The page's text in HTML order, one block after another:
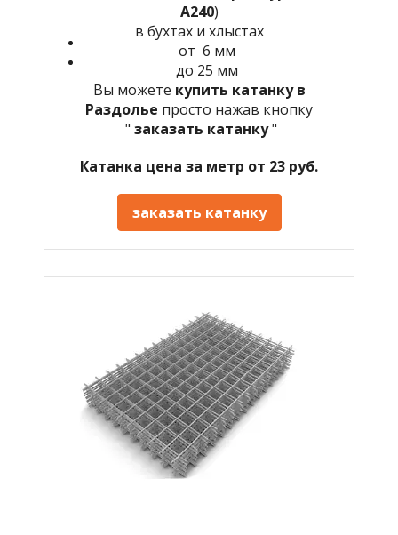
А240)
в бухтах и хлыстах
от 6 мм
до 25 мм
Вы можете купить катанку в
Раздолье просто нажав кнопку
" заказать катанку"
Катанка цена за метр от 23 руб.
заказать катанку